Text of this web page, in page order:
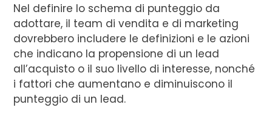
Nel definire lo schema di punteggio da
adottare, il team di vendita e di marketing
dovrebbero includere le definizioni e le azioni
che indicano la propensione di un lead
all’acquisto o il suo livello di interesse, nonché
i fattori che aumentano e diminuiscono il
punteggio di un lead.